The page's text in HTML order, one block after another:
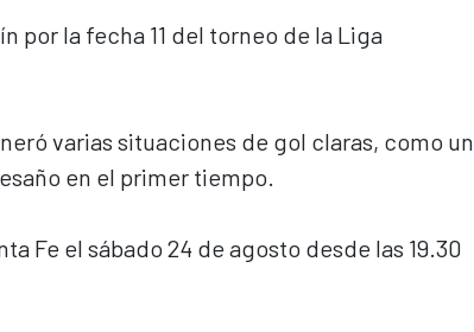
por la fecha 11 del torneo de la Liga
varias situaciones de gol claras, como un
en el primer tiempo.
Fe el sábado 24 de agosto desde las 19.30